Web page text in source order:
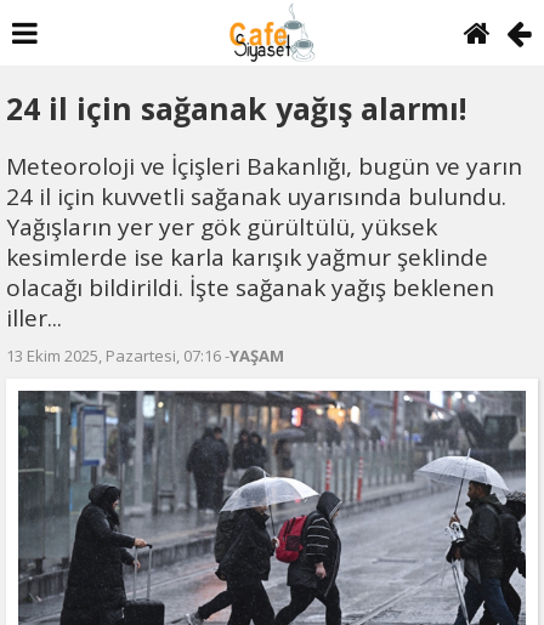
24 il için sağanak yağış alarmı!
Meteoroloji ve İçişleri Bakanlığı, bugün ve yarın
24 il için kuvvetli sağanak uyarısında bulundu.
Yağışların yer yer gök gürültülü, yüksek
kesimlerde ise karla karışık yağmur şeklinde
olacağı bildirildi. İşte sağanak yağış beklenen
iller...
13 Ekim 2025, Pazartesi, 07:16 -YAŞAM